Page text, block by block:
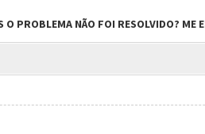
O PROBLEMA NÃO FOI RESOLVIDO? ME